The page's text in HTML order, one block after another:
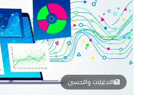
التحليلات والتحسين